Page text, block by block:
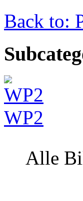
Back to:
WP2
Alle